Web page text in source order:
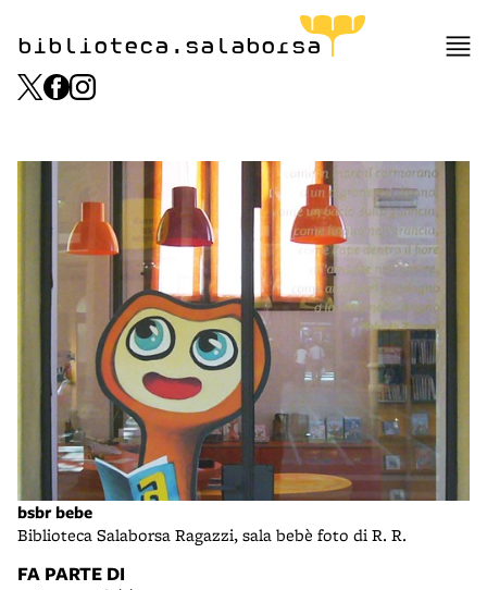
biblioteca.salaborsa
bsbr bebe
Biblioteca Salaborsa Ragazzi, sala bebè foto di R. R.
FA PARTE DI